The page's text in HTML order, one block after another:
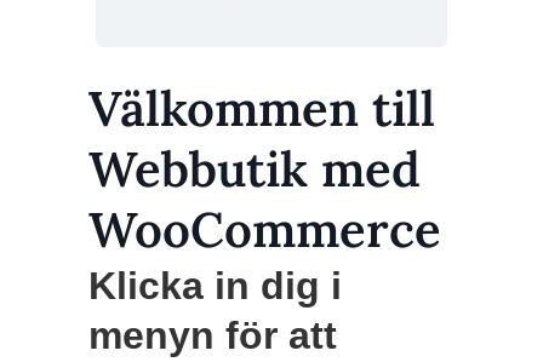
Välkommen till
Webbutik med
WooCommerce
Klicka in dig i
menyn för att